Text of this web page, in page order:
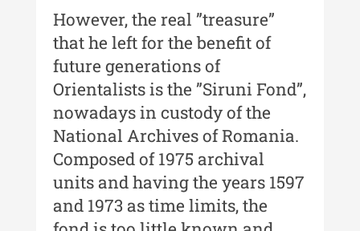
Buletinul Muzeului Științei și
Tehnicii ”Ștefan Procopiu” - An
XIV / Nr. 14 / 2020
Buletinul Muzeului Științei și
Tehnicii ”Ștefan Procopiu” - An
XII / Nr. 13 / 2019
Indexul Complet
Buletinul Centrului de Cercetare și
However, the real ”treasure”
that he left for the benefit of
future generations of
Orientalists is the ”Siruni Fond”,
nowadays in custody of the
National Archives of Romania.
Composed of 1975 archival
units and having the years 1597
and 1973 as time limits, the